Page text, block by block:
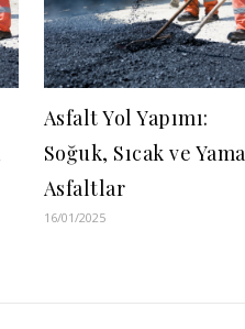
Asfalt Yol Yapımı:
Soğuk, Sıcak ve Yama
Asfaltlar
16/01/2025